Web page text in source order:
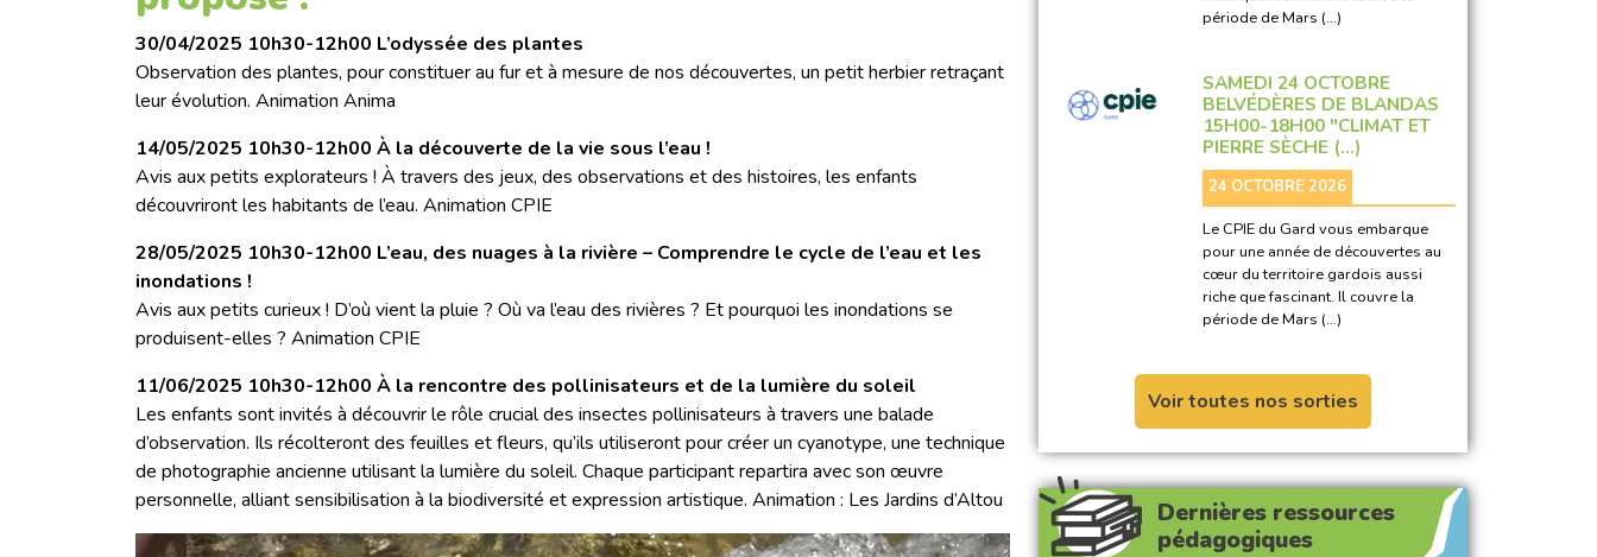
30/04/2025 10h30-12h00 L’odyssée des plantes
Observation des plantes, pour constituer au fur et à mesure de nos découvertes, un petit herbier retraçant
leur évolution. Animation Anima
14/05/2025 10h30-12h00 À la découverte de la vie sous l’eau !
Avis aux petits explorateurs ! À travers des jeux, des observations et des histoires, les enfants
découvriront les habitants de l’eau. Animation CPIE
28/05/2025 10h30-12h00 L’eau, des nuages à la rivière – Comprendre le cycle de l’eau et les
inondations !
Avis aux petits curieux ! D’où vient la pluie ? Où va l’eau des rivières ? Et pourquoi les inondations se
produisent-elles ? Animation CPIE
11/06/2025 10h30-12h00 À la rencontre des pollinisateurs et de la lumière du soleil
Les enfants sont invités à découvrir le rôle crucial des insectes pollinisateurs à travers une balade
d’observation. Ils récolteront des feuilles et fleurs, qu’ils utiliseront pour créer un cyanotype, une technique
de photographie ancienne utilisant la lumière du soleil. Chaque participant repartira avec son œuvre
personnelle, alliant sensibilisation à la biodiversité et expression artistique. Animation : Les Jardins d’Altou
période de Mars (…)
SAMEDI 24 OCTOBRE
BELVÉDÈRES DE BLANDAS
15H00-18H00 "CLIMAT ET
PIERRE SÈCHE (…)
24 OCTOBRE 2026
Le CPIE du Gard vous embarque
pour une année de découvertes au
cœur du territoire gardois aussi
riche que fascinant. Il couvre la
période de Mars (…)
Voir toutes nos sorties
Dernières ressources
pédagogiques